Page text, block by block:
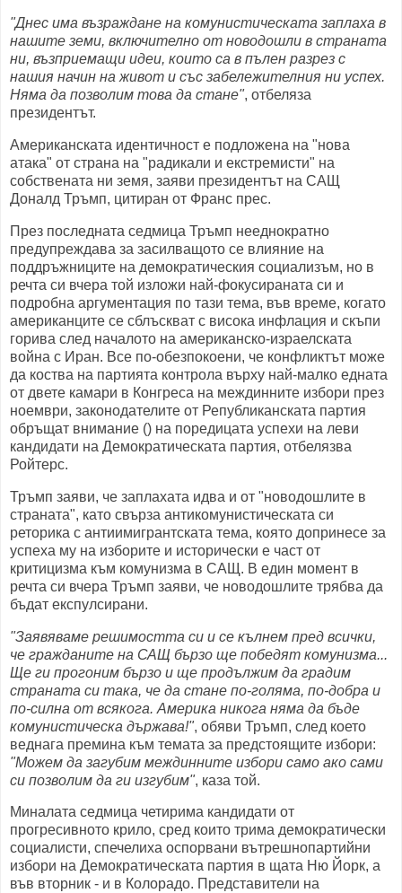
"Днес има възраждане на комунистическата заплаха в
нашите земи, включително от новодошли в страната
ни, възприемащи идеи, които са в пълен разрез с
нашия начин на живот и със забележителния ни успех.
Няма да позволим това да стане", отбеляза
президентът.
Американската идентичност е подложена на "нова
атака" от страна на "радикали и екстремисти" на
собствената ни земя, заяви президентът на САЩ
Доналд Тръмп, цитиран от Франс прес.
През последната седмица Тръмп нееднократно
предупреждава за засилващото се влияние на
поддръжниците на демократическия социализъм, но в
речта си вчера той изложи най-фокусираната си и
подробна аргументация по тази тема, във време, когато
американците се сблъскват с висока инфлация и скъпи
горива след началото на американско-израелската
война с Иран. Все по-обезпокоени, че конфликтът може
да коства на партията контрола върху най-малко едната
от двете камари в Конгреса на междинните избори през
ноември, законодателите от Републиканската партия
обръщат внимание () на поредицата успехи на леви
кандидати на Демократическата партия, отбелязва
Ройтерс.
Тръмп заяви, че заплахата идва и от "новодошлите в
страната", като свърза антикомунистическата си
реторика с антиимигрантската тема, която допринесе за
успеха му на изборите и исторически е част от
критицизма към комунизма в САЩ. В един момент в
речта си вчера Тръмп заяви, че новодошлите трябва да
бъдат експулсирани.
"Заявяваме решимостта си и се кълнем пред всички,
че гражданите на САЩ бързо ще победят комунизма...
Ще ги прогоним бързо и ще продължим да градим
страната си така, че да стане по-голяма, по-добра и
по-силна от всякога. Америка никога няма да бъде
комунистическа държава!", обяви Тръмп, след което
веднага премина към темата за предстоящите избори:
"Можем да загубим междинните избори само ако сами
си позволим да ги изгубим", каза той.
Миналата седмица четирима кандидати от
прогресивното крило, сред които трима демократически
социалисти, спечелиха оспорвани вътрешнопартийни
избори на Демократическата партия в щата Ню Йорк, а
във вторник - и в Колорадо. Представители на